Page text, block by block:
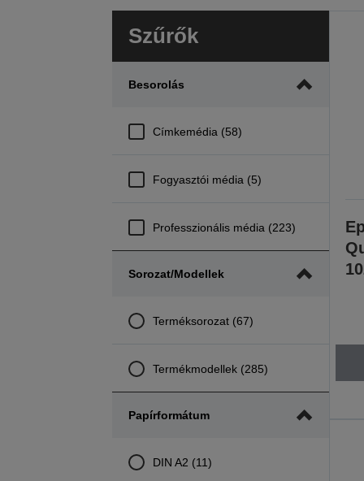
Szűrők
Besorolás
Címkemédia (58)
Fogyasztói média (5)
Professzionális média (223)
Sorozat/modellek
Terméksorozat (67)
Termékmodellek (285)
Papírformátum
DIN A2 (11)